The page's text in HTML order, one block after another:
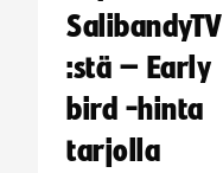
SalibandyTV
:stä – Early
bird -hinta
tarjolla